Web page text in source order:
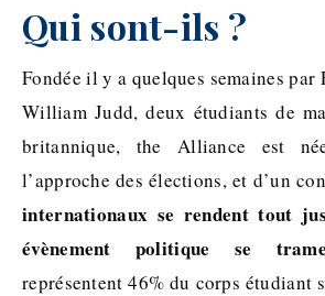
Qui sont-ils ?
Fondée il y a quelques semaines par
William Judd, deux étudiants de
britannique, the Alliance est
l’approche des élections, et d’un
internationaux se rendent tout
évènement politique se trame
représentent 46% du corps étudiant